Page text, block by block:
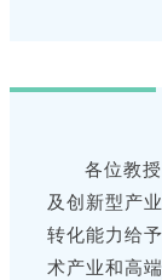
各位教授
及创新型产
转化能力给
术产业和高